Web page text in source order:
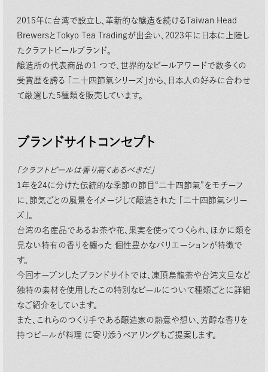
2015年に台湾で設⽴し、⾰新的な醸造を続けるTaiwan Head
BrewersとTokyo Tea Tradingが出会い、2023年に⽇本に上陸し
たクラフトビールブランド。
醸造所の代表商品の1 つで、世界的なビールアワードで数多くの
受賞歴を誇る 「⼆⼗四節氣シリーズ」から、⽇本⼈の好みに合わせ
て厳選した5種類を販売しています。
ブランドサイトコンセプト
「クラフトビールは⾹り⾼くあるべきだ」
1年を24に分けた伝統的な季節の節⽬“⼆⼗四節氣”をモチーフ
に、節気ごとの⾵景をイメージして醸造された 「⼆⼗四節氣シリー
ズ」。
台湾の名産品であるお茶や花、果実を使ってつくられ、ほかに類を
⾒ない特有の⾹りを纏った 個性豊かなバリエーションが特徴で
す。
今回オープンしたブランドサイトでは、凍頂烏⿓茶や台湾⽂旦など
独特の素材を使⽤したこの特別なビールについて種類ごとに詳細
なご紹介をしています。
また、これらのつくり⼿である醸造家の熱意や想い、芳醇な⾹りを
持つビールが料理 に寄り添うペアリングもご提案します。